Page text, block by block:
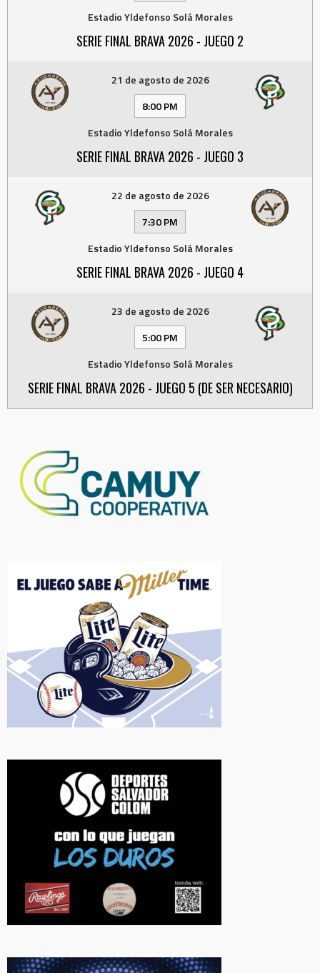
Estadio Yldefonso Solá Morales
SERIE FINAL BRAVA 2026 - JUEGO 2
21 de agosto de 2026
8:00 PM
Estadio Yldefonso Solá Morales
SERIE FINAL BRAVA 2026 - JUEGO 3
22 de agosto de 2026
7:30 PM
Estadio Yldefonso Solá Morales
SERIE FINAL BRAVA 2026 - JUEGO 4
23 de agosto de 2026
5:00 PM
Estadio Yldefonso Solá Morales
SERIE FINAL BRAVA 2026 - JUEGO 5 (DE SER NECESARIO)